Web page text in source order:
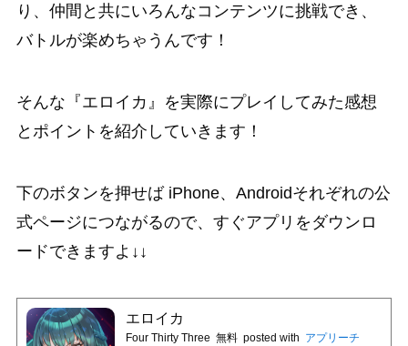
り、仲間と共にいろんなコンテンツに挑戦でき、
バトルが楽めちゃうんです！
そんな『エロイカ』を実際にプレイしてみた感想
とポイントを紹介していきます！
下のボタンを押せば iPhone、Androidそれぞれの公
式ページにつながるので、すぐアプリをダウンロ
ードできますよ↓↓
エロイカ
Four Thirty Three 無料 posted with アプリーチ